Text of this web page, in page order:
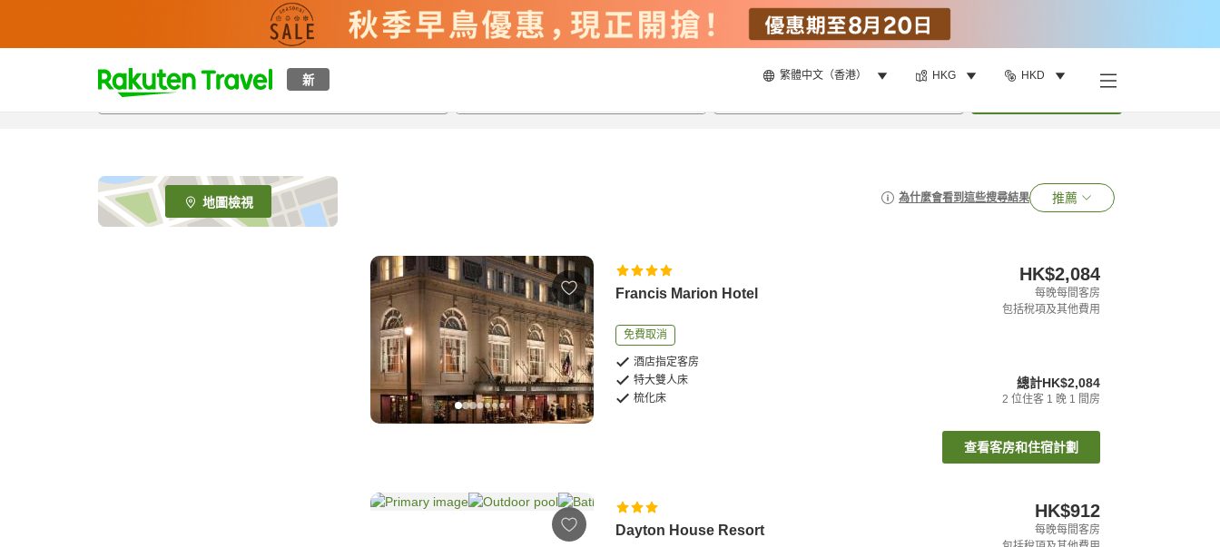
新 繁體中文（香港） HKG HKD
t
p
e
_
s
地圖檢視 為什麼會看到這些搜尋結果 推薦
Francis Marion Hotel
免費取消
酒店指定客房
特大雙人床
梳化床
HK$2,084
每晚每間客房
包括稅項及其他費用
總計HK$2,084
2 位住客 1 晚 1 間房
查看客房和住宿計劃
Dayton House Resort
HK$912
每晚每間客房